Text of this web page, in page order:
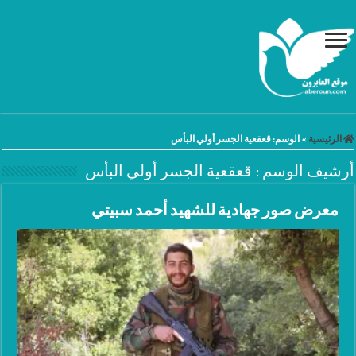
الرئيسية » الوسم:قعقعية الجسر أولي البأس
أرشيف الوسم : قعقعية الجسر أولي البأس
معرض صور جهادية للشهيد أحمد سبيتي